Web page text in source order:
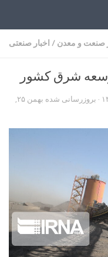
صنعت و معدن / اخبار صنعتی
شرق کشور
· بروزرسانی شده
بهمن ۲۵,